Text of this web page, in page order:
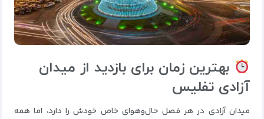
بهترین زمان برای بازدید از میدان
آزادی تفلیس
میدان آزادی در هر فصل حال‌وهوای خاص خودش را دارد، اما همه